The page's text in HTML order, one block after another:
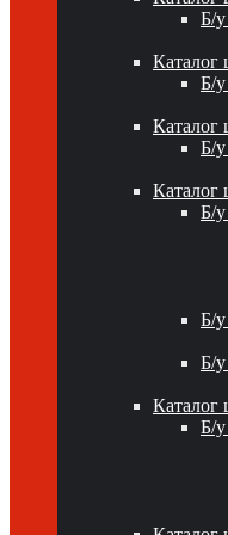
Б/у
Каталог
Б/
Каталог
Б/
Каталог
Б/
Б/
Б/
Каталог
Б/